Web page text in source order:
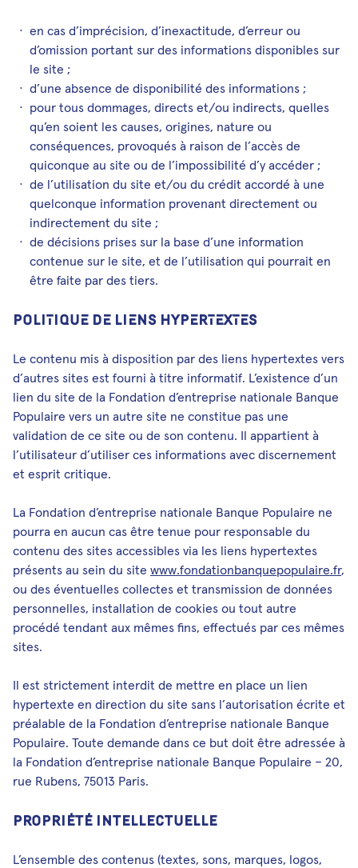
en cas d’imprécision, d’inexactitude, d’erreur ou
d’omission portant sur des informations disponibles sur
le site ;
d’une absence de disponibilité des informations ;
pour tous dommages, directs et/ou indirects, quelles
qu’en soient les causes, origines, nature ou
conséquences, provoqués à raison de l’accès de
quiconque au site ou de l’impossibilité d’y accéder ;
de l’utilisation du site et/ou du crédit accordé à une
quelconque information provenant directement ou
indirectement du site ;
de décisions prises sur la base d’une information
contenue sur le site, et de l’utilisation qui pourrait en
être faite par des tiers.
POLITIQUE DE LIENS HYPERTEXTES
Le contenu mis à disposition par des liens hypertextes vers
d’autres sites est fourni à titre informatif. L’existence d’un
lien du site de la Fondation d’entreprise nationale Banque
Populaire vers un autre site ne constitue pas une
validation de ce site ou de son contenu. Il appartient à
l’utilisateur d’utiliser ces informations avec discernement
et esprit critique.
La Fondation d’entreprise nationale Banque Populaire ne
pourra en aucun cas être tenue pour responsable du
contenu des sites accessibles via les liens hypertextes
présents au sein du site www.fondationbanquepopulaire.fr,
ou des éventuelles collectes et transmission de données
personnelles, installation de cookies ou tout autre
procédé tendant aux mêmes fins, effectués par ces mêmes
sites.
Il est strictement interdit de mettre en place un lien
hypertexte en direction du site sans l’autorisation écrite et
préalable de la Fondation d’entreprise nationale Banque
Populaire. Toute demande dans ce but doit être adressée à
la Fondation d’entreprise nationale Banque Populaire – 20,
rue Rubens, 75013 Paris.
Propriété intellectuelle
L’ensemble des contenus (textes, sons, marques, logos,